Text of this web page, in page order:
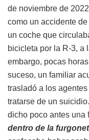
de noviembre de
como un accidente
un coche que
bicicleta por la R-3, a
embargo, pocas
suceso, un familiar
trasladó a los
tratarse de un
dicho poco antes una
dentro de la